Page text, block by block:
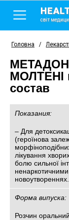
світ
Головна /
МОЛТЕНІ
состав
Показания:
– Для
(героїнова
лікування
болю сильної
ненаркотичними
новоутвореннях.
Форма випуска:
Розчин